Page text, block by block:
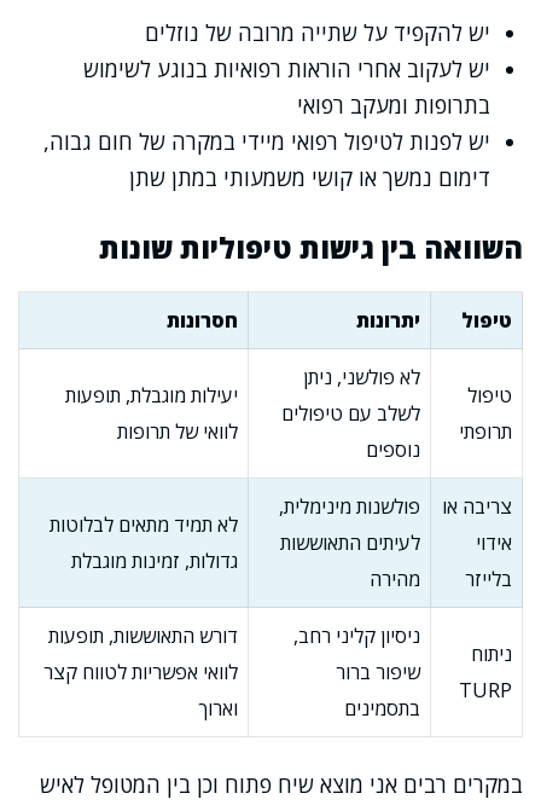
יש להקפיד על שתייה מרובה של נוזלים
יש לעקוב אחרי הוראות רפואיות בנוגע לשימוש
בתרופות ומעקב רפואי
יש לפנות לטיפול רפואי מיידי במקרה של חום גבוה,
דימום נמשך או קושי משמעותי במתן שתן
השוואה בין גישות טיפוליות שונות
טיפול יתרונות חסרונות
טיפול
תרופתי
לא פולשני, ניתן
לשלב עם טיפולים
נוספים
יעילות מוגבלת, תופעות
לוואי של תרופות
צריבה או
אידוי
בלייזר
פולשנות מינימלית,
לעיתים התאוששות
מהירה
לא תמיד מתאים לבלוטות
גדולות, זמינות מוגבלת
ניתוח
TURP
ניסיון קליני רחב,
שיפור ברור
בתסמינים
דורש התאוששות, תופעות
לוואי אפשריות לטווח קצר
וארוך
במקרים רבים אני מוצא שיח פתוח וכן בין המטופל לאיש